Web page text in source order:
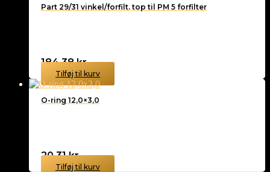
Part 29/31 vinkel/forfilt. top til PM 5 forfilter
184,38kr.
Tilføj til kurv
O-ring 12,0×3,0
20,31kr.
Tilføj til kurv